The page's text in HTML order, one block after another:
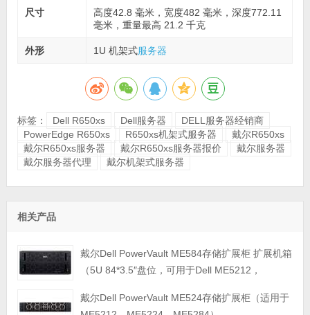
尺寸
高度42.8 毫米，宽度482 毫米，深度772.11
毫米，重量最高 21.2 千克
外形 1U 机架式服务器
标签： Dell R650xs Dell服务器
DELL服务器经销商
PowerEdge R650xs
R650xs机架式服务器
戴尔R650xs
戴尔R650xs服务器
戴尔R650xs服务器报价
戴尔服务器
戴尔服务器代理
戴尔机架式服务器
相关产品
戴尔Dell PowerVault ME584存储扩展柜 扩展机箱
（5U 84*3.5″盘位，可用于Dell ME5212，
戴尔Dell PowerVault ME524存储扩展柜（适用于